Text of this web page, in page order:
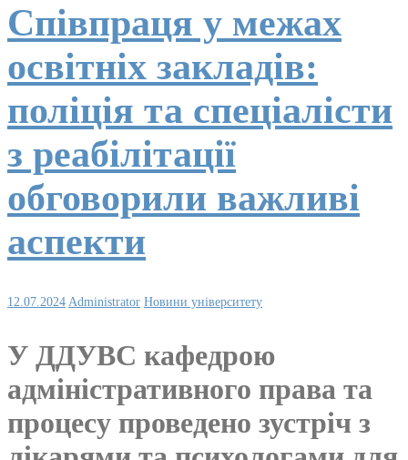
Співпраця у межах
освітніх закладів:
поліція та спеціалісти
з реабілітації
обговорили важливі
аспекти
12.07.2024 Administrator Новини університету
У ДДУВС кафедрою
адміністративного права та
процесу проведено зустріч з